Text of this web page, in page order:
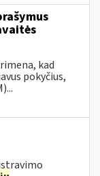
kad
pokyčius,